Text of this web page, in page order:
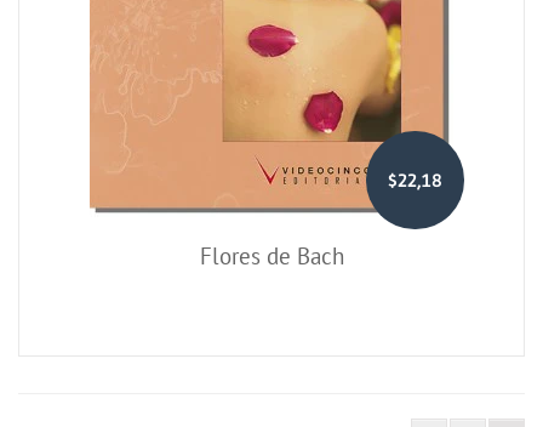
$22,18
Flores de Bach